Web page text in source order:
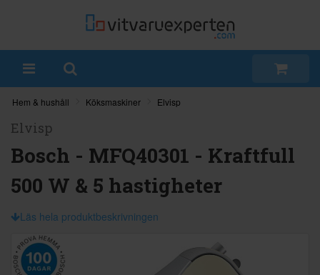
Hem & hushåll Köksmaskiner Elvisp
Elvisp
Bosch - MFQ40301 - Kraftfull
500 W & 5 hastigheter
Läs hela produktbeskrivningen